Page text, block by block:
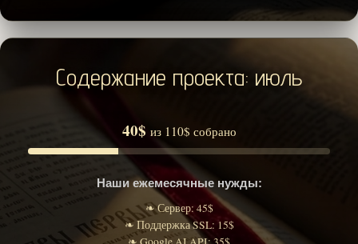
Содержание проекта: июль
40$ из 110$ собрано
Наши ежемесячные нужды:
❧ Сервер: 45$
❧ Поддержка SSL: 15$